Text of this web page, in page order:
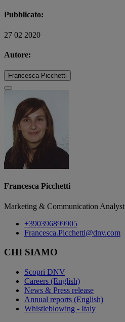
Pubblicato:
27 02 2020
Autore:
Francesca Picchetti
Francesca Picchetti
Marketing & Communication Analyst
+390396899905
Francesca.Picchetti@dnv.com
CHI SIAMO
Scopri DNV
Careers (English)
News & Press release
Annual reports (English)
Whistleblowing - Italy